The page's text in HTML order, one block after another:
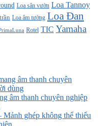
Loa sân vườn Loa Tannoy
Loa âm tường Loa Đan
Rotel TIC Yamaha
âm thanh chuyên nghiệp